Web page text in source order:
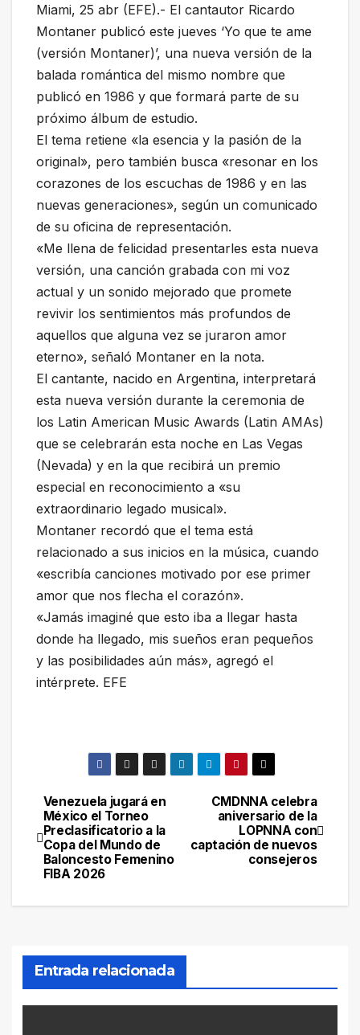
Miami, 25 abr (EFE).- El cantautor Ricardo
Montaner publicó este jueves ‘Yo que te ame
(versión Montaner)’, una nueva versión de la
balada romántica del mismo nombre que
publicó en 1986 y que formará parte de su
próximo álbum de estudio.
El tema retiene «la esencia y la pasión de la
original», pero también busca «resonar en los
corazones de los escuchas de 1986 y en las
nuevas generaciones», según un comunicado
de su oficina de representación.
«Me llena de felicidad presentarles esta nueva
versión, una canción grabada con mi voz
actual y un sonido mejorado que promete
revivir los sentimientos más profundos de
aquellos que alguna vez se juraron amor
eterno», señaló Montaner en la nota.
El cantante, nacido en Argentina, interpretará
esta nueva versión durante la ceremonia de
los Latin American Music Awards (Latin AMAs)
que se celebrarán esta noche en Las Vegas
(Nevada) y en la que recibirá un premio
especial en reconocimiento a «su
extraordinario legado musical».
Montaner recordó que el tema está
relacionado a sus inicios en la música, cuando
«escribía canciones motivado por ese primer
amor que nos flecha el corazón».
«Jamás imaginé que esto iba a llegar hasta
donde ha llegado, mis sueños eran pequeños
y las posibilidades aún más», agregó el
intérprete. EFE
Navegación
de
entradas
CMDNNA celebra
aniversario de la
LOPNNA con
captación de nuevos
consejeros
Venezuela jugará en
México el Torneo
Preclasificatorio a la
Copa del Mundo de
Baloncesto Femenino
FIBA 2026
Entrada relacionada